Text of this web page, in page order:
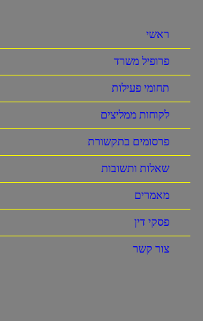
ותשובות
ראשי
פרופיל משרד
תחומי פעילות
לקוחות ממליצים
פרסומים בתקשורת
שאלות ותשובות
מאמרים
פסקי דין
צור קשר
אתה כאן:
ראשילקוחות ממליצים
יצאתי מרוצה, אמינות סיעוד